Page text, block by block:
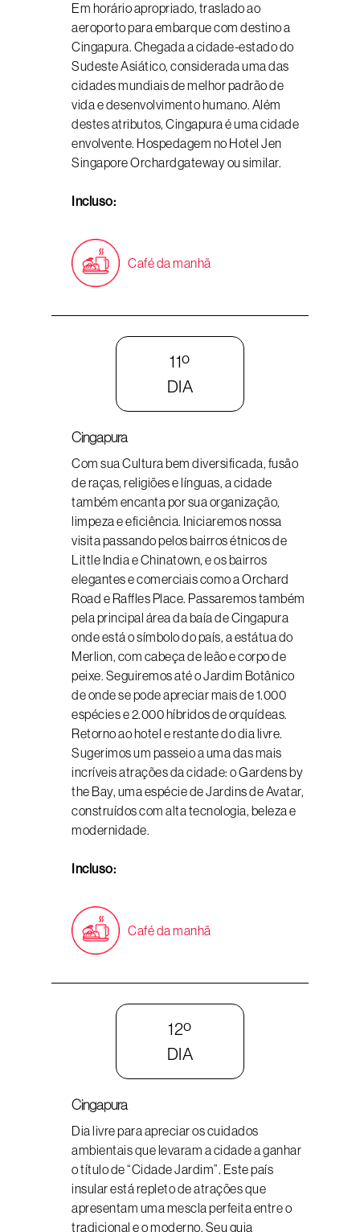
Em horário apropriado, traslado ao
aeroporto para embarque com destino a
Cingapura. Chegada a cidade-estado do
Sudeste Asiático, considerada uma das
cidades mundiais de melhor padrão de
vida e desenvolvimento humano. Além
destes atributos, Cingapura é uma cidade
envolvente. Hospedagem no Hotel Jen
Singapore Orchardgateway ou similar.
Incluso:
Café da manhã
11º
DIA
Cingapura
Com sua Cultura bem diversificada, fusão
de raças, religiões e línguas, a cidade
também encanta por sua organização,
limpeza e eficiência. Iniciaremos nossa
visita passando pelos bairros étnicos de
Little India e Chinatown, e os bairros
elegantes e comerciais como a Orchard
Road e Raffles Place. Passaremos também
pela principal área da baía de Cingapura
onde está o símbolo do país, a estátua do
Merlion, com cabeça de leão e corpo de
peixe. Seguiremos até o Jardim Botânico
de onde se pode apreciar mais de 1.000
espécies e 2.000 híbridos de orquídeas.
Retorno ao hotel e restante do dia livre.
Sugerimos um passeio a uma das mais
incríveis atrações da cidade: o Gardens by
the Bay, uma espécie de Jardins de Avatar,
construídos com alta tecnologia, beleza e
modernidade.
Incluso:
Café da manhã
12º
DIA
Cingapura
Dia livre para apreciar os cuidados
ambientais que levaram a cidade a ganhar
o título de “Cidade Jardim”. Este país
insular está repleto de atrações que
apresentam uma mescla perfeita entre o
tradicional e o moderno. Seu guia